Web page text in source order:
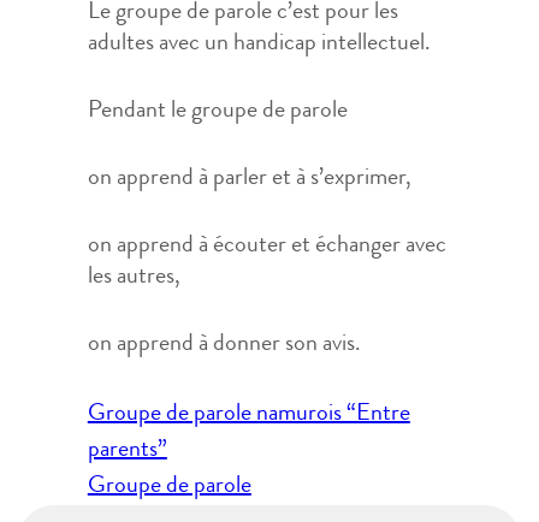
Le groupe de parole c’est pour les
adultes avec un handicap intellectuel.
Pendant le groupe de parole
on apprend à parler et à s’exprimer,
on apprend à écouter et échanger avec
les autres,
on apprend à donner son avis.
Navigation
de
l’article
Groupe de parole namurois “Entre
parents”
Groupe de parole